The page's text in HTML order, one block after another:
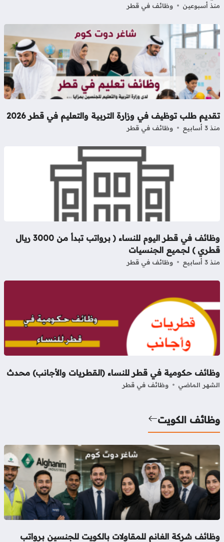
أسبوعين وظائف في قطر
طلب توظيف في وزارة التربية والتعليم في قطر 2026
أسابيع وظائف في قطر
وظائف في قطر اليوم للنساء ( برواتب تبدأ من 3000 ريال
) لجميع الجنسيات
أسابيع وظائف في قطر
حكومية في قطر للنساء (القطريات والأجانب) محدث
الماضي وظائف في قطر
الكويت
شركة الغانم للمقاولات بالكويت للجنسين برواتب